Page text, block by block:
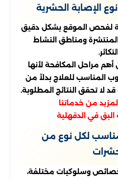
نوع الإصابة الحشرية
لفحص الموقع بشكل دقيق
ومناطق النشاط
مراحل المكافحة لأنها
المناسب للعلاج بدلاً من
لا تحقق النتائج المطلوبة.
من خدماتنا
في الدقهلية
لكل نوع من
وسلوكيات مختلفة،